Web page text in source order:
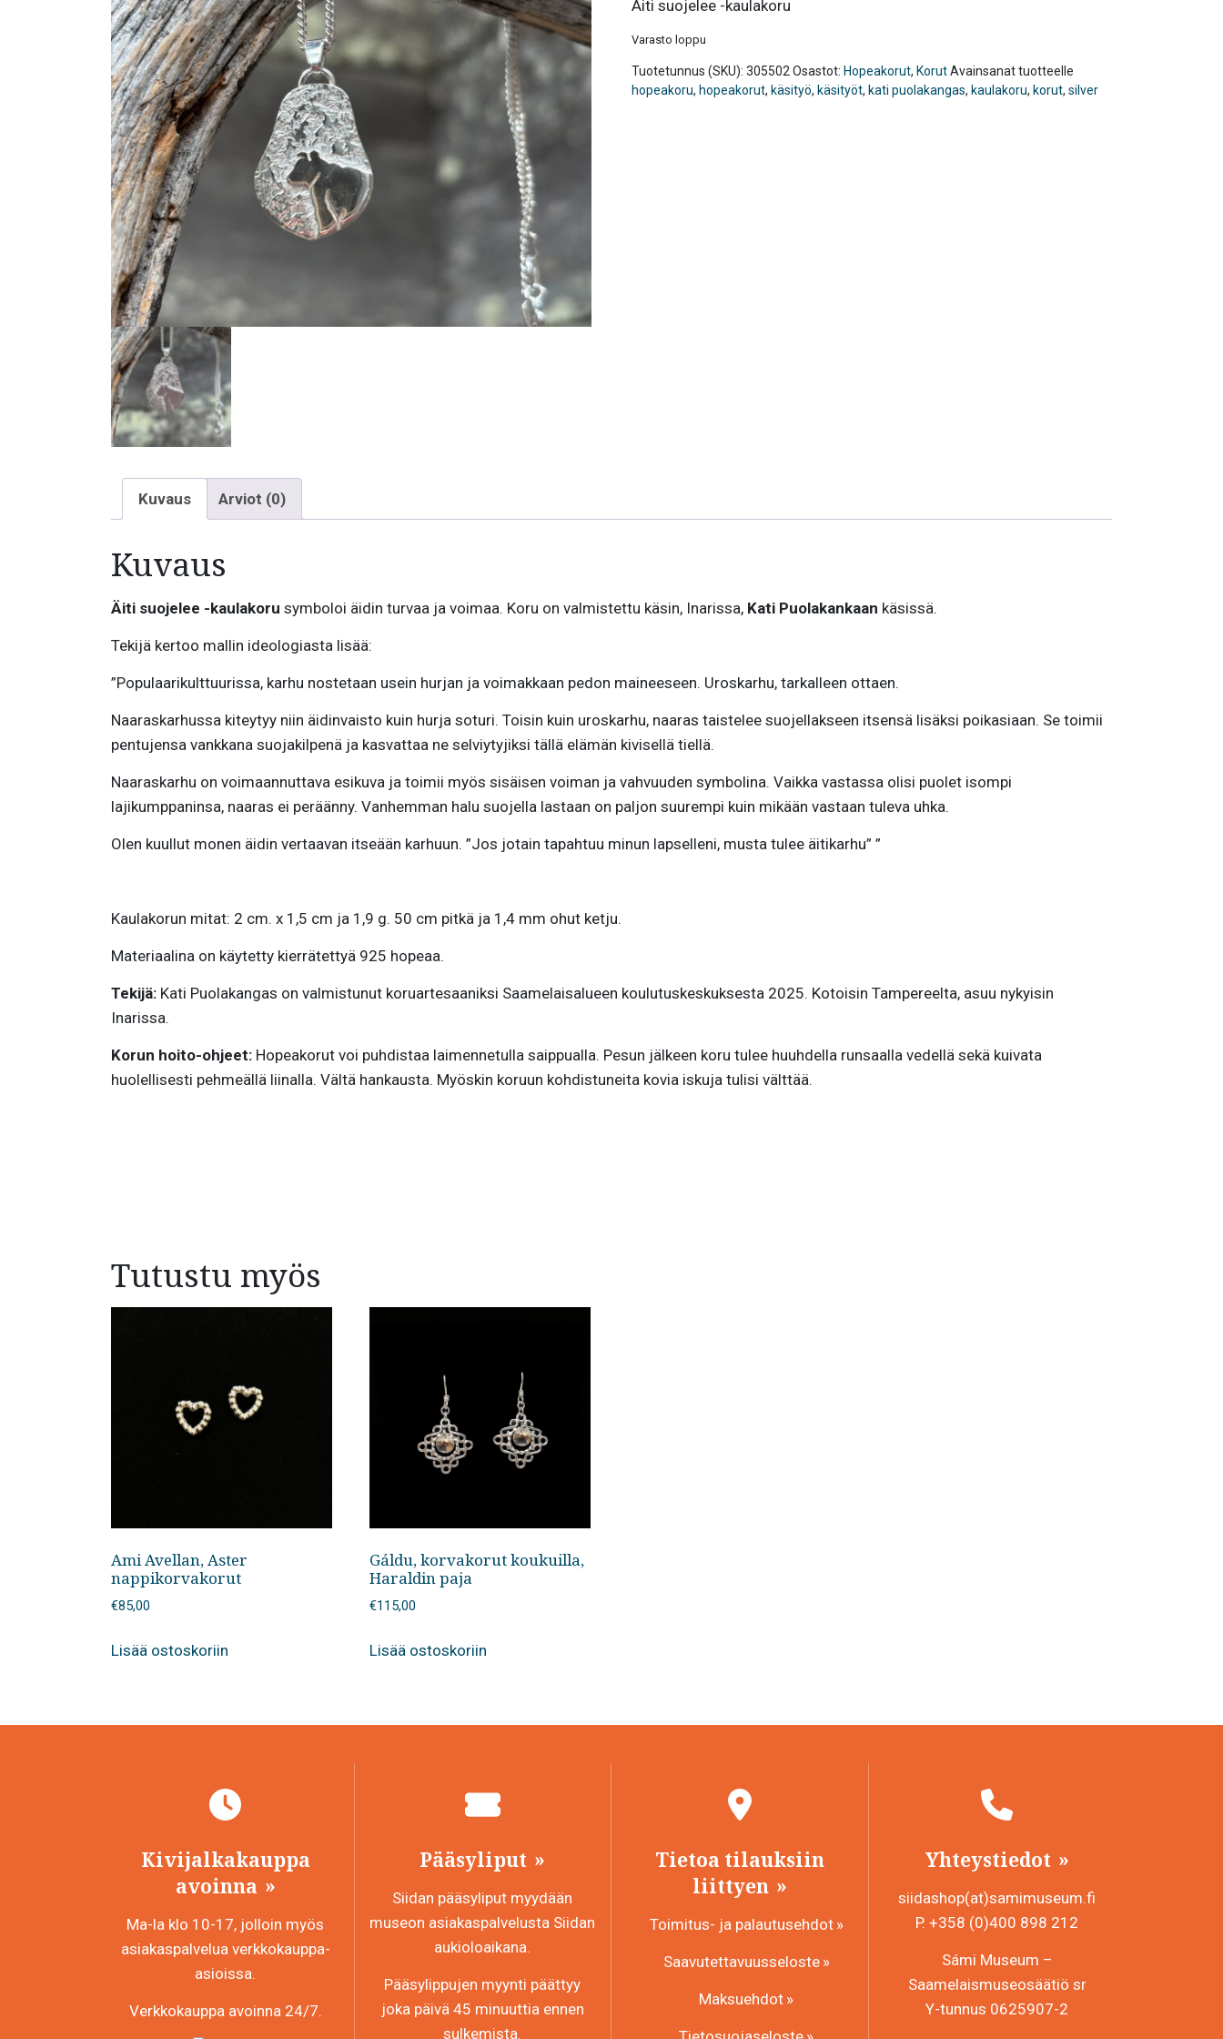
Äiti suojelee -kaulakoru
Varasto loppu
Tuotetunnus (SKU): 305502 Osastot: Hopeakorut, KorutAvainsanat tuotteelle
hopeakoru, hopeakorut, käsityö, käsityöt, kati puolakangas, kaulakoru, korut, silver
Kuvaus Arviot (0)
Kuvaus
Äiti suojelee -kaulakoru symboloi äidin turvaa ja voimaa. Koru on valmistettu käsin, Inarissa, Kati Puolakankaan käsissä.
Tekijä kertoo mallin ideologiasta lisää:
”Populaarikulttuurissa, karhu nostetaan usein hurjan ja voimakkaan pedon maineeseen. Uroskarhu, tarkalleen ottaen.
Naaraskarhussa kiteytyy niin äidinvaisto kuin hurja soturi. Toisin kuin uroskarhu, naaras taistelee suojellakseen itsensä lisäksi poikasiaan. Se toimii
pentujensa vankkana suojakilpenä ja kasvattaa ne selviytyjiksi tällä elämän kivisellä tiellä.
Naaraskarhu on voimaannuttava esikuva ja toimii myös sisäisen voiman ja vahvuuden symbolina. Vaikka vastassa olisi puolet isompi
lajikumppaninsa, naaras ei peräänny. Vanhemman halu suojella lastaan on paljon suurempi kuin mikään vastaan tuleva uhka.
Olen kuullut monen äidin vertaavan itseään karhuun. ”Jos jotain tapahtuu minun lapselleni, musta tulee äitikarhu” ”
Kaulakorun mitat: 2 cm. x 1,5 cm ja 1,9 g. 50 cm pitkä ja 1,4 mm ohut ketju.
Materiaalina on käytetty kierrätettyä 925 hopeaa.
Tekijä: Kati Puolakangas on valmistunut koruartesaaniksi Saamelaisalueen koulutuskeskuksesta 2025. Kotoisin Tampereelta, asuu nykyisin
Inarissa.
Korun hoito-ohjeet: Hopeakorut voi puhdistaa laimennetulla saippualla. Pesun jälkeen koru tulee huuhdella runsaalla vedellä sekä kuivata
huolellisesti pehmeällä liinalla. Vältä hankausta. Myöskin koruun kohdistuneita kovia iskuja tulisi välttää.
Tutustu myös
Ami Avellan, Aster
nappikorvakorut
€85,00
Lisää ostoskoriin
Gáldu, korvakorut koukuilla,
Haraldin paja
€115,00
Lisää ostoskoriin
Kivijalkakauppa
avoinna
Ma-la klo 10-17, jolloin myös
asiakaspalvelua verkkokauppa-
asioissa.
Verkkokauppa avoinna 24/7.
Pääsyliput
Siidan pääsyliput myydään
museon asiakaspalvelusta Siidan
aukioloaikana.
Pääsylippujen myynti päättyy
joka päivä 45 minuuttia ennen
sulkemista.
Tietoa tilauksiin
liittyen
Toimitus- ja palautusehdot
Saavutettavuusseloste
Maksuehdot
Yhteystiedot
siidashop(at)samimuseum.fi
P. +358 (0)400 898 212
Sámi Museum –
Saamelaismuseosäätiö sr
Y-tunnus 0625907-2